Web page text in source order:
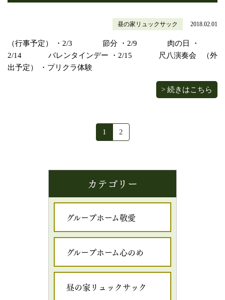
昼の家リュックサック 2018.02.01
（行事予定） ・2/3 節分 ・2/9 肉の日 ・
2/14 バレンタインデー ・2/15 尺八演奏会 （外
出予定） ・プリクラ体験
> 続きはこちら
1 2
カテゴリー
グループホーム敬愛
グループホーム心のめ
昼の家リュックサック